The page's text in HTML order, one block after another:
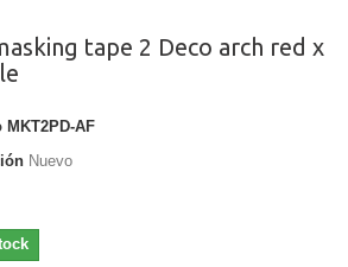
tape 2 Deco arch red x
MKT2PD-AF
Nuevo